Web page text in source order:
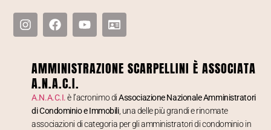
AMMINISTRAZIONE SCARPELLINI È ASSOCIATA
A.N.A.C.I.
A.N.A.C.I. è l’acronimo diAssociazione Nazionale Amministratori
di Condominio e Immobili, una delle più grandi e rinomate
associazioni di categoria per gli amministratori di condominio in